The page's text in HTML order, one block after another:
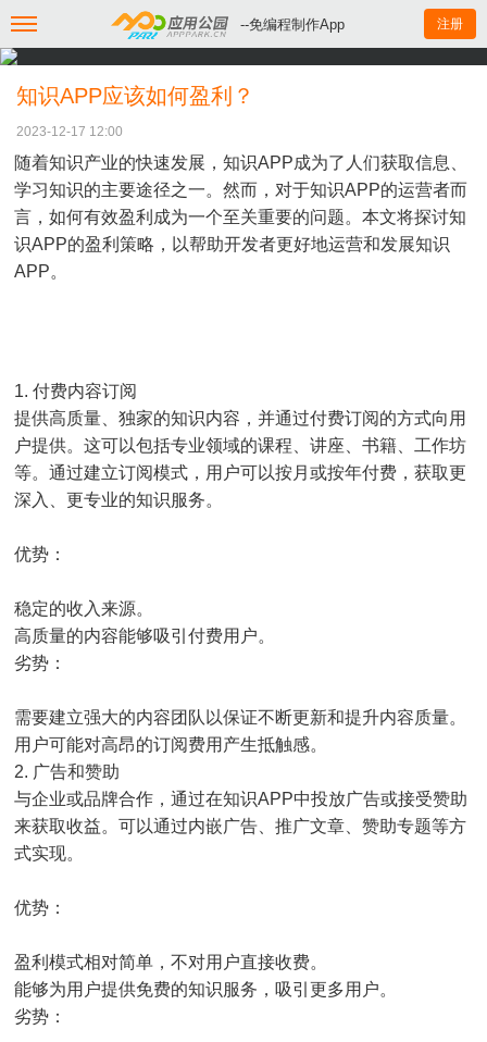
--免编程制作App 注册
知识APP应该如何盈利？
2023-12-17 12:00
随着知识产业的快速发展，知识APP成为了人们获取信息、
学习知识的主要途径之一。然而，对于知识APP的运营者而
言，如何有效盈利成为一个至关重要的问题。本文将探讨知
识APP的盈利策略，以帮助开发者更好地运营和发展知识
APP。
1. 付费内容订阅
提供高质量、独家的知识内容，并通过付费订阅的方式向用
户提供。这可以包括专业领域的课程、讲座、书籍、工作坊
等。通过建立订阅模式，用户可以按月或按年付费，获取更
深入、更专业的知识服务。
优势：
稳定的收入来源。
高质量的内容能够吸引付费用户。
劣势：
需要建立强大的内容团队以保证不断更新和提升内容质量。
用户可能对高昂的订阅费用产生抵触感。
2. 广告和赞助
与企业或品牌合作，通过在知识APP中投放广告或接受赞助
来获取收益。可以通过内嵌广告、推广文章、赞助专题等方
式实现。
优势：
盈利模式相对简单，不对用户直接收费。
能够为用户提供免费的知识服务，吸引更多用户。
劣势：